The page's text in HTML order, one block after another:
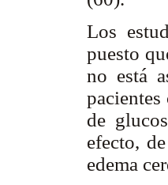
Los
puesto
no está
de
efecto,
edema